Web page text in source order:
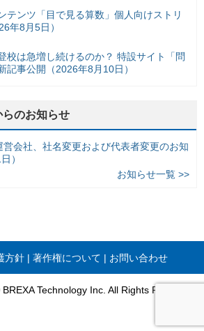
テンツ「目で見る算数」個人向けストリ
年8月5日）
校は急増し続けるのか？ 特設サイト「問
記事公開（2026年8月10日）
らのお知らせ
会社、社名変更および代表者変更のお知
）
お知らせ一覧 >>
方針 著作権について お問い合わせ
Technology Inc. All Rights Reserved.